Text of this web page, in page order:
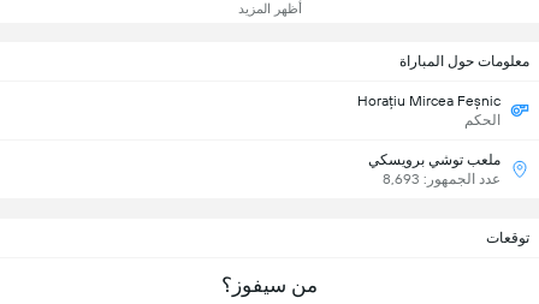
أظهر المزيد
معلومات حول المباراة
Horațiu Mircea Feșnic
الحكم
ملعب توشي برويسكي
عدد الجمهور: 8,693
توقعات
من سيفوز؟